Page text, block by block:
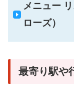
メニュー
ローズ）
最寄り駅や